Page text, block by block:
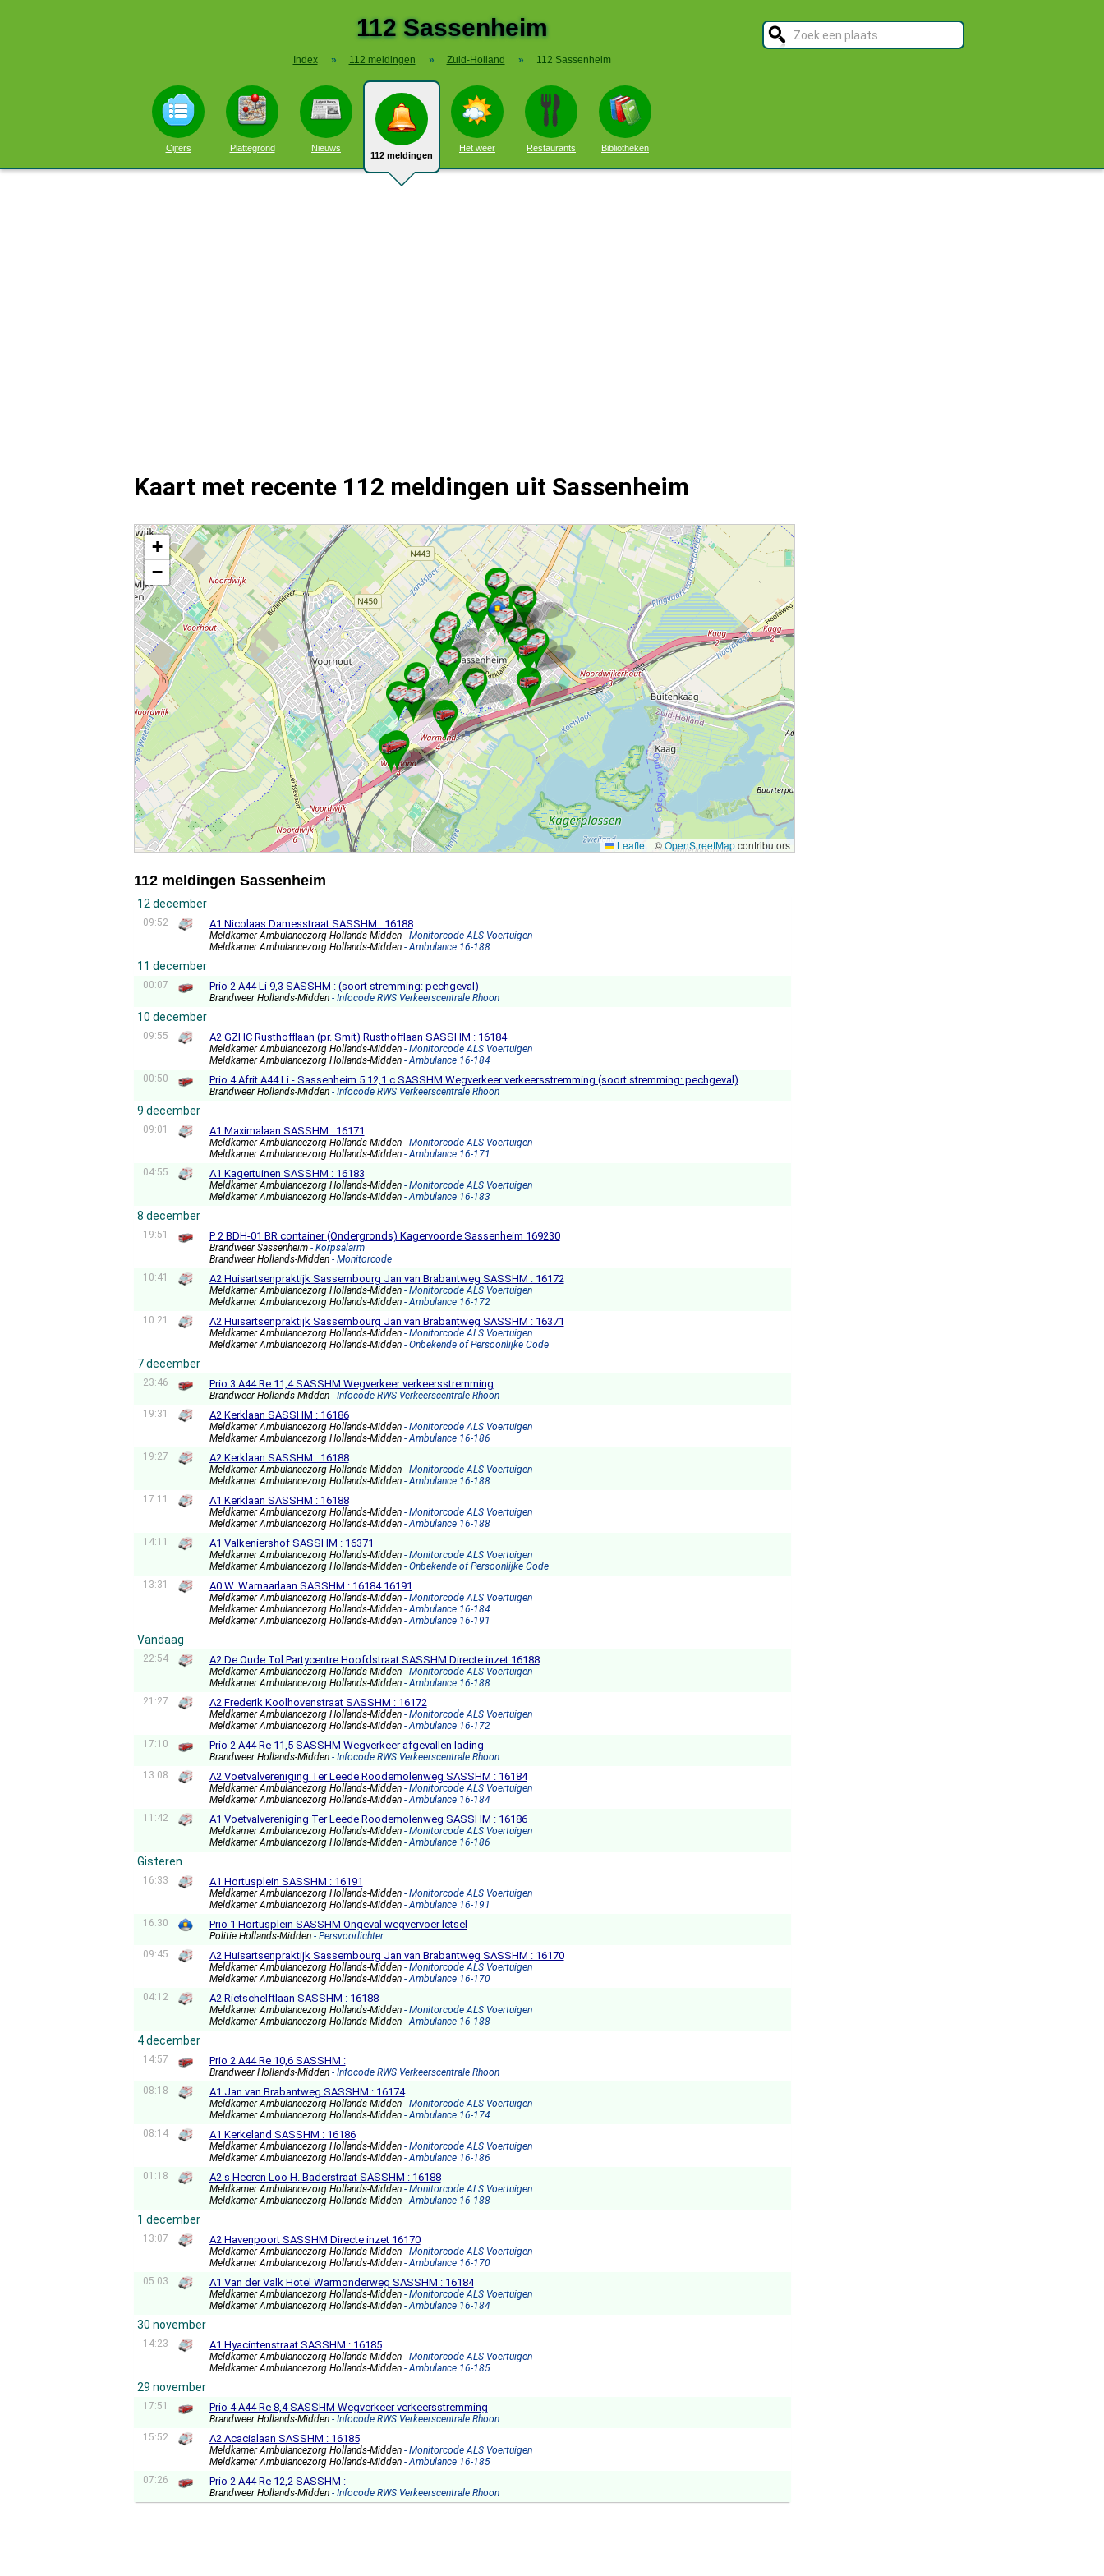
112 Sassenheim
Index » 112 meldingen » Zuid-Holland » 112 Sassenheim
Cijfers Plattegrond Nieuws
112 meldingen
Het weer Restaurants Bibliotheken
Kaart met recente 112 meldingen uit Sassenheim
Kaart Sassenheim met de meest recente 112 meldingen.
+
−
Leaflet | ©OpenStreetMapcontributors
112 meldingen Sassenheim
12 december
09:52 A1 Nicolaas Damesstraat SASSHM : 16188
Meldkamer Ambulancezorg Hollands-Midden - Monitorcode ALS Voertuigen
Meldkamer Ambulancezorg Hollands-Midden - Ambulance 16-188
11 december
00:07 Prio 2 A44 Li 9,3 SASSHM : (soort stremming: pechgeval)
Brandweer Hollands-Midden - Infocode RWS Verkeerscentrale Rhoon
10 december
09:55 A2 GZHC Rusthofflaan (pr. Smit) Rusthofflaan SASSHM : 16184
Meldkamer Ambulancezorg Hollands-Midden - Monitorcode ALS Voertuigen
Meldkamer Ambulancezorg Hollands-Midden - Ambulance 16-184
00:50
Prio 4 Afrit A44 Li - Sassenheim 5 12,1 c SASSHM Wegverkeer verkeersstremming (soort stremming: pechgeval)
Brandweer Hollands-Midden - Infocode RWS Verkeerscentrale Rhoon
9 december
09:01 A1 Maximalaan SASSHM : 16171
Meldkamer Ambulancezorg Hollands-Midden - Monitorcode ALS Voertuigen
Meldkamer Ambulancezorg Hollands-Midden - Ambulance 16-171
04:55
A1 Kagertuinen SASSHM : 16183
Meldkamer Ambulancezorg Hollands-Midden - Monitorcode ALS Voertuigen
Meldkamer Ambulancezorg Hollands-Midden - Ambulance 16-183
8 december
19:51 P 2 BDH-01 BR container (Ondergronds) Kagervoorde Sassenheim 169230
Brandweer Sassenheim - Korpsalarm
Brandweer Hollands-Midden - Monitorcode
10:41
A2 Huisartsenpraktijk Sassembourg Jan van Brabantweg SASSHM : 16172
Meldkamer Ambulancezorg Hollands-Midden - Monitorcode ALS Voertuigen
Meldkamer Ambulancezorg Hollands-Midden - Ambulance 16-172
10:21
A2 Huisartsenpraktijk Sassembourg Jan van Brabantweg SASSHM : 16371
Meldkamer Ambulancezorg Hollands-Midden - Monitorcode ALS Voertuigen
Meldkamer Ambulancezorg Hollands-Midden - Onbekende of Persoonlijke Code
7 december
23:46 Prio 3 A44 Re 11,4 SASSHM Wegverkeer verkeersstremming
Brandweer Hollands-Midden - Infocode RWS Verkeerscentrale Rhoon
19:31
A2 Kerklaan SASSHM : 16186
Meldkamer Ambulancezorg Hollands-Midden - Monitorcode ALS Voertuigen
Meldkamer Ambulancezorg Hollands-Midden - Ambulance 16-186
19:27
A2 Kerklaan SASSHM : 16188
Meldkamer Ambulancezorg Hollands-Midden - Monitorcode ALS Voertuigen
Meldkamer Ambulancezorg Hollands-Midden - Ambulance 16-188
17:11
A1 Kerklaan SASSHM : 16188
Meldkamer Ambulancezorg Hollands-Midden - Monitorcode ALS Voertuigen
Meldkamer Ambulancezorg Hollands-Midden - Ambulance 16-188
14:11
A1 Valkeniershof SASSHM : 16371
Meldkamer Ambulancezorg Hollands-Midden - Monitorcode ALS Voertuigen
Meldkamer Ambulancezorg Hollands-Midden - Onbekende of Persoonlijke Code
13:31
A0 W. Warnaarlaan SASSHM : 16184 16191
Meldkamer Ambulancezorg Hollands-Midden - Monitorcode ALS Voertuigen
Meldkamer Ambulancezorg Hollands-Midden - Ambulance 16-184
Meldkamer Ambulancezorg Hollands-Midden - Ambulance 16-191
Vandaag
22:54 A2 De Oude Tol Partycentre Hoofdstraat SASSHM Directe inzet 16188
Meldkamer Ambulancezorg Hollands-Midden - Monitorcode ALS Voertuigen
Meldkamer Ambulancezorg Hollands-Midden - Ambulance 16-188
21:27
A2 Frederik Koolhovenstraat SASSHM : 16172
Meldkamer Ambulancezorg Hollands-Midden - Monitorcode ALS Voertuigen
Meldkamer Ambulancezorg Hollands-Midden - Ambulance 16-172
17:10
Prio 2 A44 Re 11,5 SASSHM Wegverkeer afgevallen lading
Brandweer Hollands-Midden - Infocode RWS Verkeerscentrale Rhoon
13:08
A2 Voetvalvereniging Ter Leede Roodemolenweg SASSHM : 16184
Meldkamer Ambulancezorg Hollands-Midden - Monitorcode ALS Voertuigen
Meldkamer Ambulancezorg Hollands-Midden - Ambulance 16-184
11:42
A1 Voetvalvereniging Ter Leede Roodemolenweg SASSHM : 16186
Meldkamer Ambulancezorg Hollands-Midden - Monitorcode ALS Voertuigen
Meldkamer Ambulancezorg Hollands-Midden - Ambulance 16-186
Gisteren
16:33 A1 Hortusplein SASSHM : 16191
Meldkamer Ambulancezorg Hollands-Midden - Monitorcode ALS Voertuigen
Meldkamer Ambulancezorg Hollands-Midden - Ambulance 16-191
16:30
Prio 1 Hortusplein SASSHM Ongeval wegvervoer letsel
Politie Hollands-Midden - Persvoorlichter
09:45
A2 Huisartsenpraktijk Sassembourg Jan van Brabantweg SASSHM : 16170
Meldkamer Ambulancezorg Hollands-Midden - Monitorcode ALS Voertuigen
Meldkamer Ambulancezorg Hollands-Midden - Ambulance 16-170
04:12
A2 Rietschelftlaan SASSHM : 16188
Meldkamer Ambulancezorg Hollands-Midden - Monitorcode ALS Voertuigen
Meldkamer Ambulancezorg Hollands-Midden - Ambulance 16-188
4 december
14:57 Prio 2 A44 Re 10,6 SASSHM :
Brandweer Hollands-Midden - Infocode RWS Verkeerscentrale Rhoon
08:18
A1 Jan van Brabantweg SASSHM : 16174
Meldkamer Ambulancezorg Hollands-Midden - Monitorcode ALS Voertuigen
Meldkamer Ambulancezorg Hollands-Midden - Ambulance 16-174
08:14
A1 Kerkeland SASSHM : 16186
Meldkamer Ambulancezorg Hollands-Midden - Monitorcode ALS Voertuigen
Meldkamer Ambulancezorg Hollands-Midden - Ambulance 16-186
01:18
A2 s Heeren Loo H. Baderstraat SASSHM : 16188
Meldkamer Ambulancezorg Hollands-Midden - Monitorcode ALS Voertuigen
Meldkamer Ambulancezorg Hollands-Midden - Ambulance 16-188
1 december
13:07 A2 Havenpoort SASSHM Directe inzet 16170
Meldkamer Ambulancezorg Hollands-Midden - Monitorcode ALS Voertuigen
Meldkamer Ambulancezorg Hollands-Midden - Ambulance 16-170
05:03
A1 Van der Valk Hotel Warmonderweg SASSHM : 16184
Meldkamer Ambulancezorg Hollands-Midden - Monitorcode ALS Voertuigen
Meldkamer Ambulancezorg Hollands-Midden - Ambulance 16-184
30 november
14:23 A1 Hyacintenstraat SASSHM : 16185
Meldkamer Ambulancezorg Hollands-Midden - Monitorcode ALS Voertuigen
Meldkamer Ambulancezorg Hollands-Midden - Ambulance 16-185
29 november
17:51 Prio 4 A44 Re 8,4 SASSHM Wegverkeer verkeersstremming
Brandweer Hollands-Midden - Infocode RWS Verkeerscentrale Rhoon
15:52
A2 Acacialaan SASSHM : 16185
Meldkamer Ambulancezorg Hollands-Midden - Monitorcode ALS Voertuigen
Meldkamer Ambulancezorg Hollands-Midden - Ambulance 16-185
07:26
Prio 2 A44 Re 12,2 SASSHM :
Brandweer Hollands-Midden - Infocode RWS Verkeerscentrale Rhoon